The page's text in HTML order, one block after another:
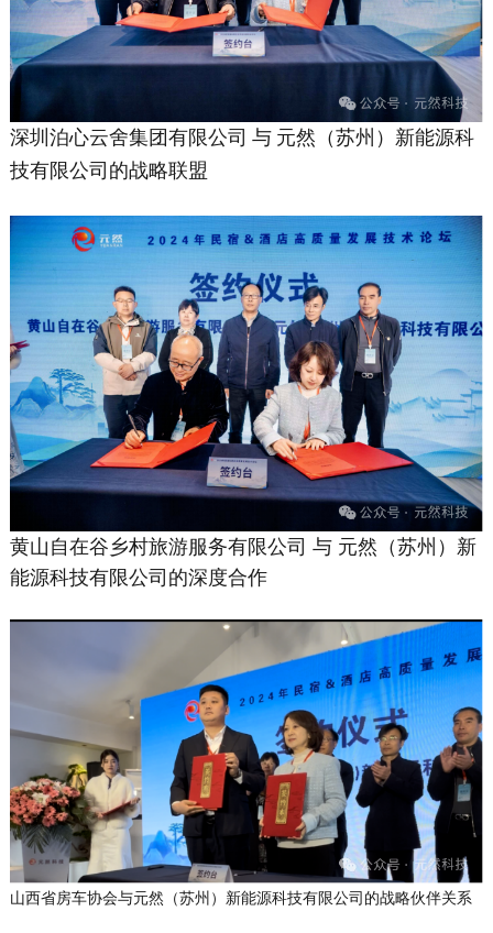
深圳泊心云舍集团有限公司 与 元然（苏州）新能源科
技有限公司的战略联盟
黄山自在谷乡村旅游服务有限公司 与 元然（苏州）新
能源科技有限公司的深度合作
山西省房车协会与元然（苏州）新能源科技有限公司的战略伙伴关系